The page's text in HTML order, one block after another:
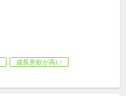
成長意欲が高い